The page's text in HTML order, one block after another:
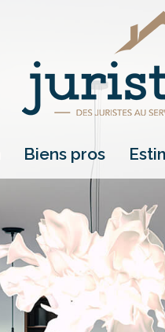
biens pros
vente